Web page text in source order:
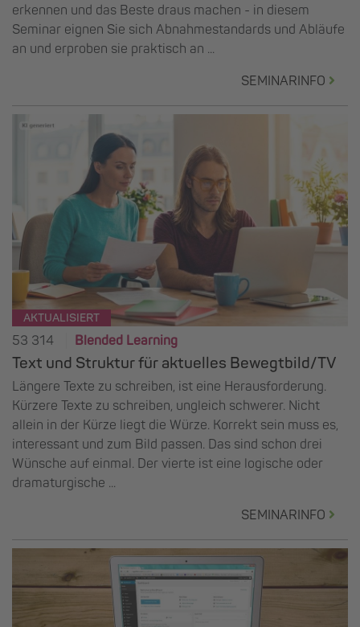
erkennen und das Beste draus machen - in diesem
Seminar eignen Sie sich Abnahmestandards und Abläufe
an und erproben sie praktisch an ...
SEMINARINFO
AKTUALISIERT
53 314 Blended Learning
Text und Struktur für aktuelles Bewegtbild/TV
Längere Texte zu schreiben, ist eine Herausforderung.
Kürzere Texte zu schreiben, ungleich schwerer. Nicht
allein in der Kürze liegt die Würze. Korrekt sein muss es,
interessant und zum Bild passen. Das sind schon drei
Wünsche auf einmal. Der vierte ist eine logische oder
dramaturgische ...
SEMINARINFO